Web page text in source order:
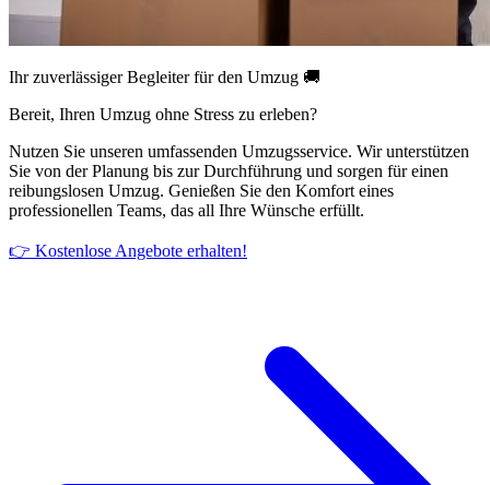
Ihr zuverlässiger Begleiter für den Umzug 🚚
Bereit, Ihren Umzug ohne Stress zu erleben?
Nutzen Sie unseren umfassenden Umzugsservice. Wir unterstützen
Sie von der Planung bis zur Durchführung und sorgen für einen
reibungslosen Umzug. Genießen Sie den Komfort eines
professionellen Teams, das all Ihre Wünsche erfüllt.
👉 Kostenlose Angebote erhalten!